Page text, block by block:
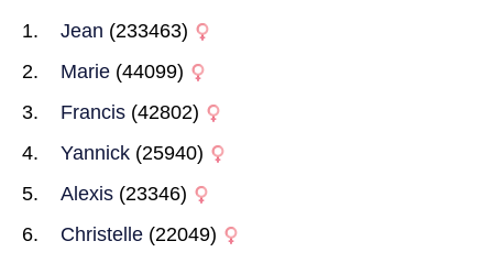
Jean (233463)
Marie (44099)
Francis (42802)
Yannick (25940)
Alexis (23346)
Christelle (22049)